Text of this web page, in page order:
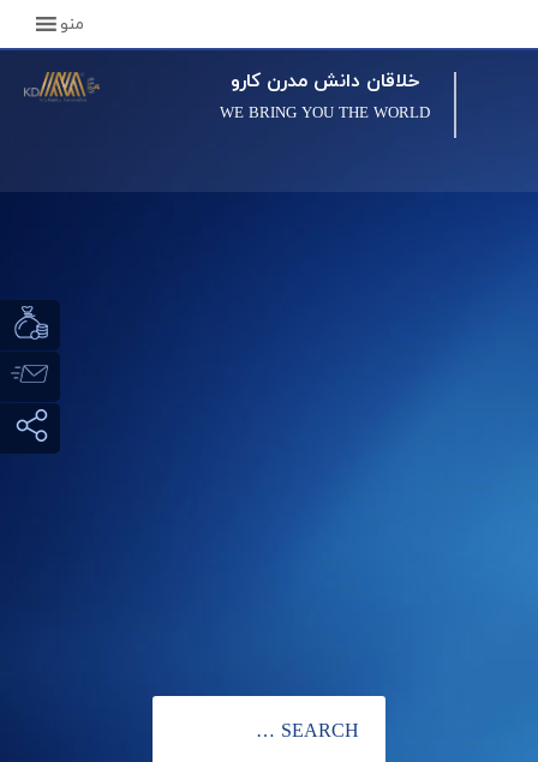
خلاقان دانش مدرن کارو
WE BRING YOU THE WORLD
منو